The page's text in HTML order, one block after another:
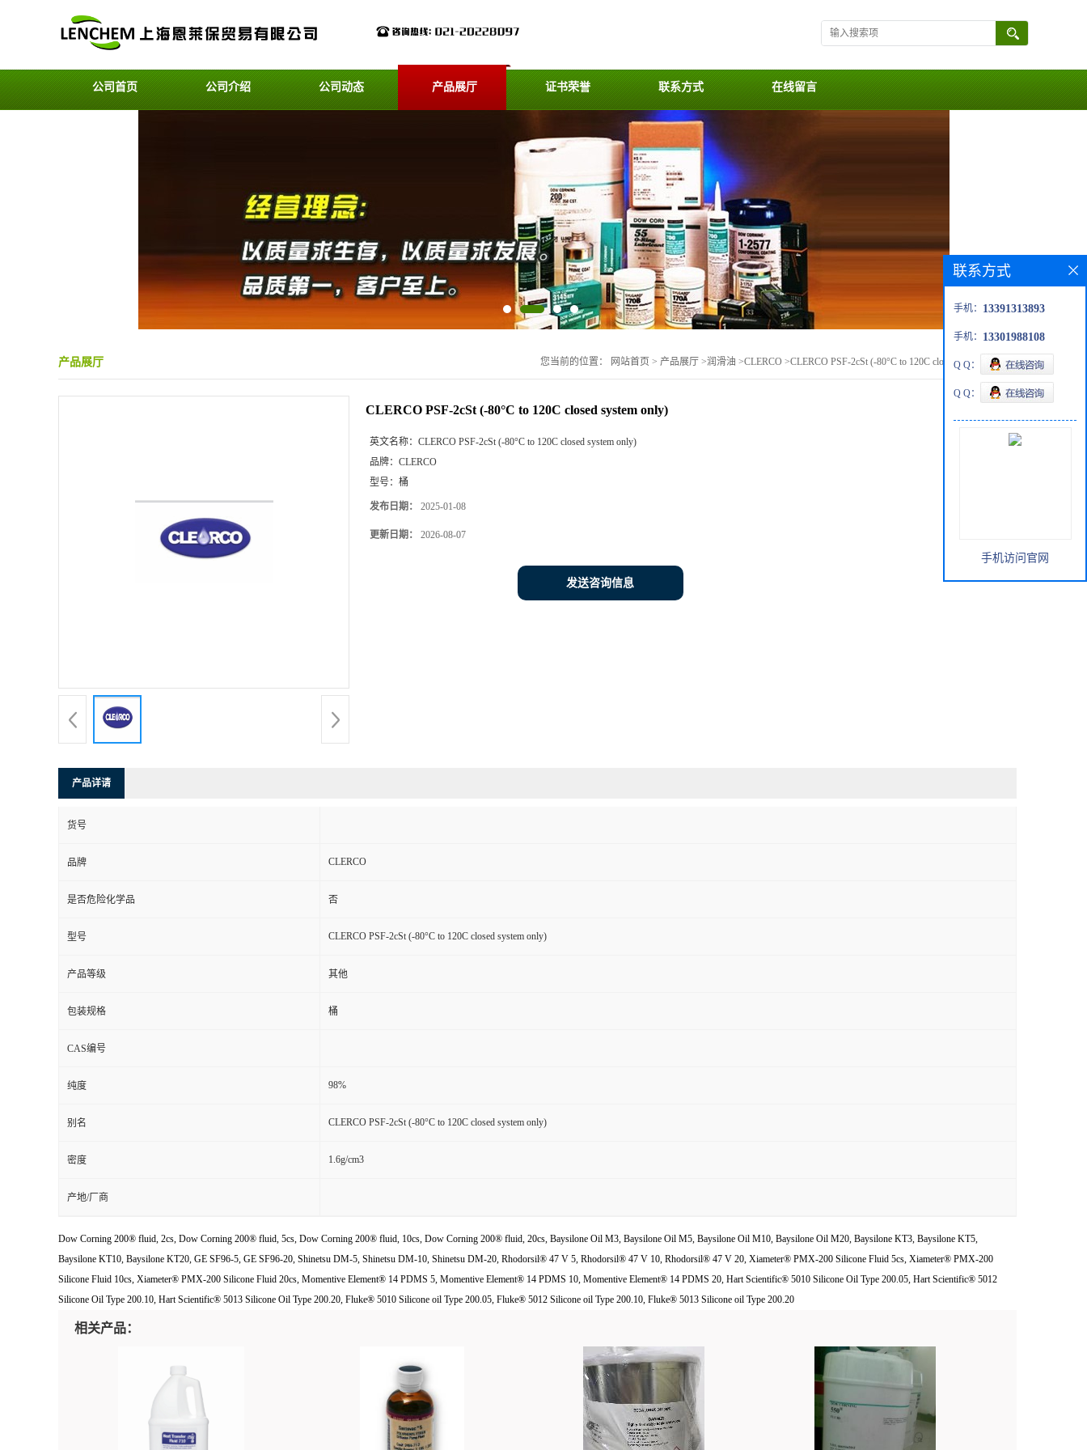
公司首页 公司介绍 公司动态 产品展厅 证书荣誉 联系方式 在线留言
产品展厅 您当前的位置： 网站首页 > 产品展厅 >润滑油 >CLERCO >CLERCO PSF-2cSt (-80°C to 120C closed system only)
CLERCO PSF-2cSt (-80°C to 120C closed system only)
英文名称： CLERCO PSF-2cSt (-80°C to 120C closed system only)
品牌： CLERCO
型号： 桶
发布日期： 2025-01-08
更新日期： 2026-08-07
发送咨询信息
产品详请
货号
品牌 CLERCO
是否危险化学品 否
型号 CLERCO PSF-2cSt (-80°C to 120C closed system only)
产品等级 其他
包装规格 桶
CAS编号
纯度 98%
别名 CLERCO PSF-2cSt (-80°C to 120C closed system only)
密度 1.6g/cm3
产地/厂商
Dow Corning 200® fluid, 2cs, Dow Corning 200® fluid, 5cs, Dow Corning 200® fluid, 10cs, Dow Corning 200® fluid, 20cs, Baysilone Oil M3, Baysilone Oil M5, Baysilone Oil M10, Baysilone Oil M20, Baysilone KT3, Baysilone KT5,
Baysilone KT10, Baysilone KT20, GE SF96-5, GE SF96-20, Shinetsu DM-5, Shinetsu DM-10, Shinetsu DM-20, Rhodorsil® 47 V 5, Rhodorsil® 47 V 10, Rhodorsil® 47 V 20, Xiameter® PMX-200 Silicone Fluid 5cs, Xiameter® PMX-200
Silicone Fluid 10cs, Xiameter® PMX-200 Silicone Fluid 20cs, Momentive Element® 14 PDMS 5, Momentive Element® 14 PDMS 10, Momentive Element® 14 PDMS 20, Hart Scientific® 5010 Silicone Oil Type 200.05, Hart Scientific® 5012
Silicone Oil Type 200.10, Hart Scientific® 5013 Silicone Oil Type 200.20, Fluke® 5010 Silicone oil Type 200.05, Fluke® 5012 Silicone oil Type 200.10, Fluke® 5013 Silicone oil Type 200.20
相关产品：
联系方式
手机： 13391313893
手机： 13301988108
Q Q：
Q Q：
手机访问官网